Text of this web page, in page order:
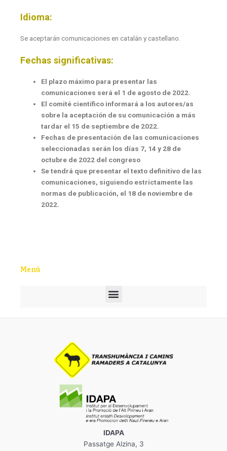
Idioma:
Se aceptarán comunicaciones en catalán y castellano.
Fechas significativas:
El plazo máximo para presentar las
comunicaciones será el 1 de agosto de 2022.
El comité científico informará a los autores/as
sobre la aceptación de su comunicación a más
tardar el 15 de septiembre de 2022.
Fechas de presentación de las comunicaciones
seleccionadas serán los días 7, 14 y 28 de
octubre de 2022 del congreso
Se tendrá que presentar el texto definitivo de las
comunicaciones, siguiendo estrictamente las
normas de publicación, el 18 de noviembre de
2022.
Menú
M
e
IDAPA
Passatge Alzina, 3